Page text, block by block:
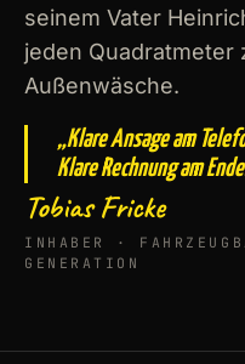
seinem Vater
jeden Quadratmeter
Außenwäsche.
„Klare Ansage am
Klare Rechnung am
Tobias Fricke
INHABER ·
GENERATION